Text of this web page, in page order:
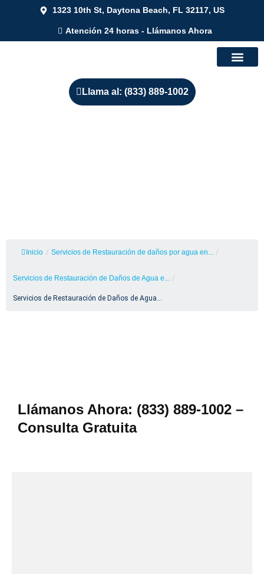
1323 10th St, Daytona Beach, FL 32117, US
Atención 24 horas - Llámanos Ahora
Llama al: (833) 889-1002
Inicio / Servicios de Restauración de daños por agua en... /
Servicios de Restauración de Daños de Agua e... /
Servicios de Restauración de Daños de Agua...
Llámanos Ahora: (833) 889-1002 –
Consulta Gratuita